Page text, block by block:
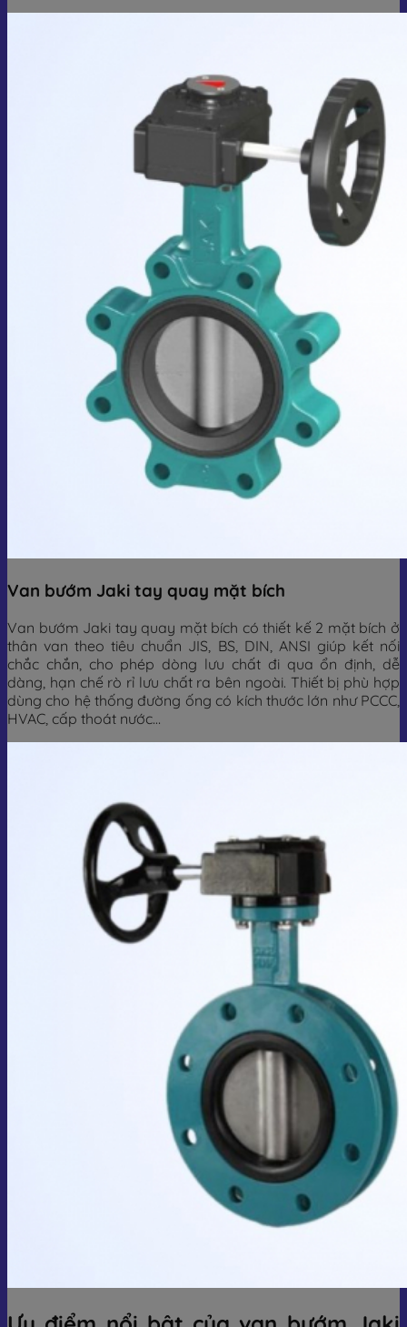
Van bướm Jaki tay quay mặt bích
Van bướm Jaki tay quay mặt bích có thiết kế 2 mặt bích ở
thân van theo tiêu chuẩn JIS, BS, DIN, ANSI giúp kết nối
chắc chắn, cho phép dòng lưu chất đi qua ổn định, dễ
dàng, hạn chế rò rỉ lưu chất ra bên ngoài. Thiết bị phù hợp
dùng cho hệ thống đường ống có kích thước lớn như PCCC,
HVAC, cấp thoát nước…